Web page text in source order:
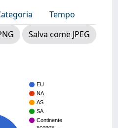
Tempo
Salva come JPEG
EU
NA
AS
SA
Continente